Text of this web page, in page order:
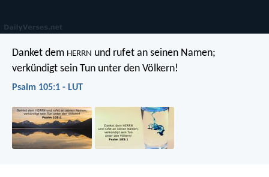
Danket dem HERRN und rufet an seinen Namen;
verkündigt sein Tun unter den Völkern!
Psalm 105:1 - LUT